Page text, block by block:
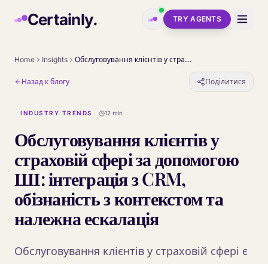
Certainly. TRY AGENTS
Home Insights Обслуговування клієнтів у страховій сфері за допомогою ШІ: інтеграція з CRM, обізнаність з контекстом та належна ескалація
Назад к блогу Поділитися
INDUSTRY TRENDS 12 min
Обслуговування клієнтів у
страховій сфері за допомогою
ШІ: інтеграція з CRM,
обізнаність з контекстом та
належна ескалація
Обслуговування клієнтів у страховій сфері є